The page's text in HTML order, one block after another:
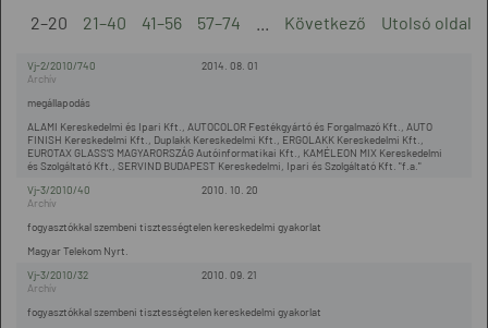
2–20 21–40 41–56 57–74 Következő Utolsó oldal
2014. 08. 01
Vj-2/2010/740
ALAMI Kereskedelmi és Ipari Kft., AUTOCOLOR Festékgyártó és Forgalmazó Kft., AUTO
FINISH Kereskedelmi Kft., Duplakk Kereskedelmi Kft., ERGOLAKK Kereskedelmi Kft.,
EUROTAX GLASS’S MAGYARORSZÁG Autóinformatikai Kft., KAMÉLEON MIX Kereskedelmi
és Szolgáltató Kft., SERVIND BUDAPEST Kereskedelmi, Ipari és Szolgáltató Kft. "f.a."
megállapodás
2010. 10. 20
Vj-3/2010/40
Magyar Telekom Nyrt.
fogyasztókkal szembeni tisztességtelen kereskedelmi gyakorlat
2010. 09. 21
Vj-3/2010/32
fogyasztókkal szembeni tisztességtelen kereskedelmi gyakorlat